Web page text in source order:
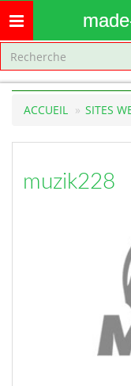
Toggle
navigation
ACCUEIL SITES
muzik228